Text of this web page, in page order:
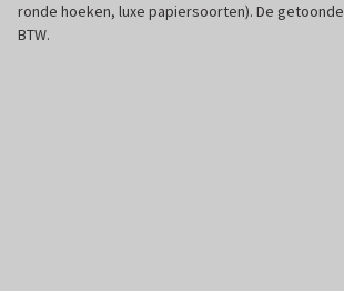
ronde hoeken, luxe papiersoorten). De
BTW.